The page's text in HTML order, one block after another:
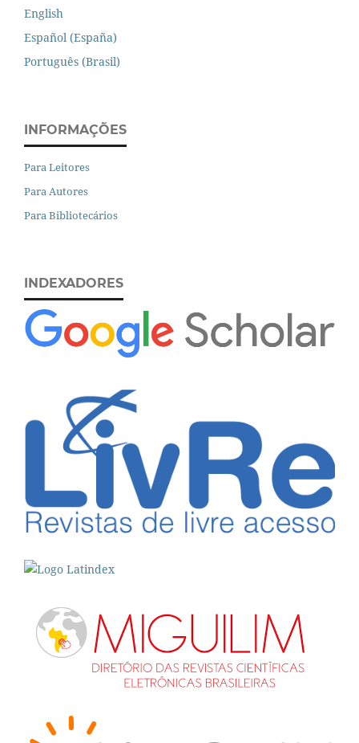
English
Español (España)
Português (Brasil)
INFORMAÇÕES
Para Leitores
Para Autores
Para Bibliotecários
INDEXADORES